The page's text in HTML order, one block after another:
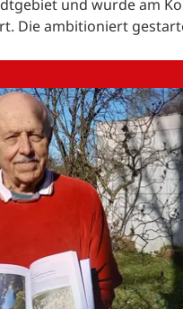
und wurde am
Die ambitioniert